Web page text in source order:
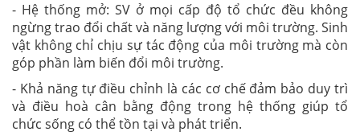
- Hệ thống mở: SV ở mọi cấp độ tổ chức đều không
ngừng trao đổi chất và năng lượng với môi trường. Sinh
vật không chỉ chịu sự tác động của môi trường mà còn
góp phần làm biến đổi môi trường.
- Khả năng tự điều chỉnh là các cơ chế đảm bảo duy trì
và điều hoà cân bằng động trong hệ thống giúp tổ
chức sống có thể tồn tại và phát triển.